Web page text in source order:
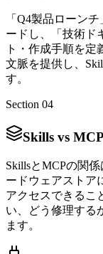
「Q4製品ローン
ードし、「技術ド
ト・作成手順を定
文脈を提供し、
す。
Section 04
Skills vs MCP
SkillsとMCPの関
ードウェアストア
アクセスできるこ
い、どう修理する
ます。